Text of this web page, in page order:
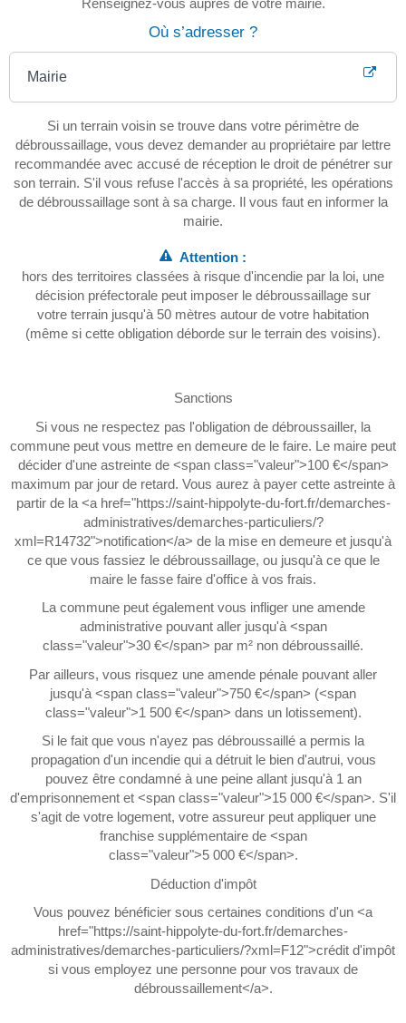
Où s’adresser ?
Mairie
Si un terrain voisin se trouve dans votre périmètre de
débroussaillage, vous devez demander au propriétaire par lettre
recommandée avec accusé de réception le droit de pénétrer sur
son terrain. S'il vous refuse l'accès à sa propriété, les opérations
de débroussaillage sont à sa charge. Il vous faut en informer la
mairie.
Attention :
hors des territoires classées à risque d'incendie par la loi, une
décision préfectorale peut imposer le débroussaillage sur
votre terrain jusqu'à 50 mètres autour de votre habitation
(même si cette obligation déborde sur le terrain des voisins).
Sanctions
Si vous ne respectez pas l'obligation de débroussailler, la
commune peut vous mettre en demeure de le faire. Le maire peut
décider d'une astreinte de <span class="valeur">100 €</span>
maximum par jour de retard. Vous aurez à payer cette astreinte à
partir de la <a href="https://saint-hippolyte-du-fort.fr/demarches-
administratives/demarches-particuliers/?
xml=R14732">notification</a> de la mise en demeure et jusqu'à
ce que vous fassiez le débroussaillage, ou jusqu'à ce que le
maire le fasse faire d'office à vos frais.
La commune peut également vous infliger une amende
administrative pouvant aller jusqu'à <span
class="valeur">30 €</span> par m² non débroussaillé.
Par ailleurs, vous risquez une amende pénale pouvant aller
jusqu'à <span class="valeur">750 €</span> (<span
class="valeur">1 500 €</span> dans un lotissement).
Si le fait que vous n'ayez pas débroussaillé a permis la
propagation d'un incendie qui a détruit le bien d'autrui, vous
pouvez être condamné à une peine allant jusqu'à 1 an
d'emprisonnement et <span class="valeur">15 000 €</span>. S'il
s'agit de votre logement, votre assureur peut appliquer une
franchise supplémentaire de <span
class="valeur">5 000 €</span>.
Déduction d'impôt
Vous pouvez bénéficier sous certaines conditions d'un <a
href="https://saint-hippolyte-du-fort.fr/demarches-
administratives/demarches-particuliers/?xml=F12">crédit d'impôt
si vous employez une personne pour vos travaux de
débroussaillement</a>.